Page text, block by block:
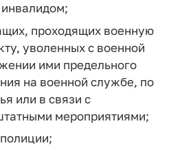
проходящих военную
уволенных с военной
ими предельного
на военной службе, по
или в связи с
мероприятиями;